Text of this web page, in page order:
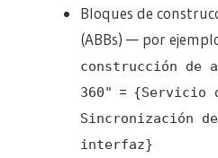
Bloques de
(ABBs) — por
construcción de
360" = {Servicio
Sincronización
interfaz}